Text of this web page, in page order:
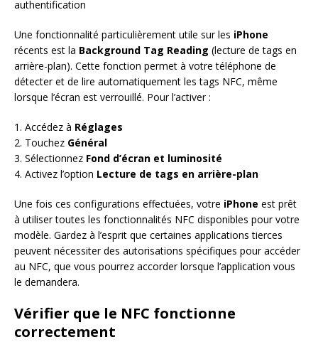
authentification
Une fonctionnalité particulièrement utile sur les iPhone
récents est la Background Tag Reading (lecture de tags en
arrière-plan). Cette fonction permet à votre téléphone de
détecter et de lire automatiquement les tags NFC, même
lorsque l’écran est verrouillé. Pour l’activer :
1. Accédez à Réglages
2. Touchez Général
3. Sélectionnez Fond d’écran et luminosité
4. Activez l’option Lecture de tags en arrière-plan
Une fois ces configurations effectuées, votre iPhone est prêt
à utiliser toutes les fonctionnalités NFC disponibles pour votre
modèle. Gardez à l’esprit que certaines applications tierces
peuvent nécessiter des autorisations spécifiques pour accéder
au NFC, que vous pourrez accorder lorsque l’application vous
le demandera.
Vérifier que le NFC fonctionne
correctement